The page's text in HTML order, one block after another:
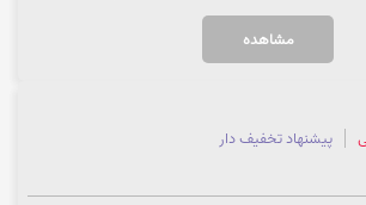
فود، روی گزینه "خرید کنید" کلیک نمایید.
مشاهده
پیشنهاد تخفیف دار